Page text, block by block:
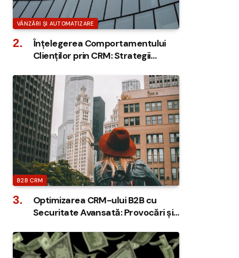
VÂNZĂRI ȘI AUTOMATIZARE
Înțelegerea Comportamentului
Clienților prin CRM: Strategii
B2B CRM
Optimizarea CRM-ului B2B cu
Securitate Avansată: Provocări și